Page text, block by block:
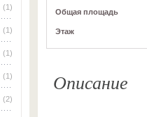
(1)
(1)
(1)
(1)
(2)
Общая площадь
Этаж
Описание